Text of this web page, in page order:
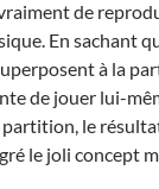
de
En sachant
à la
de jouer lui-
partition, le
le joli concept